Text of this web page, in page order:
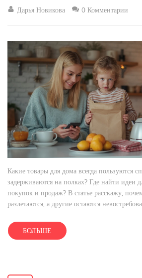
Дарья Новикова 0 Комментарии
Какие товары для дома всегда пользуются
задерживаются на полках? Где найти идеи
покупок и продаж? В статье расскажу,
разлетаются, а другие остаются
— на основе реального спроса и сценариев
БОЛЬШЕ